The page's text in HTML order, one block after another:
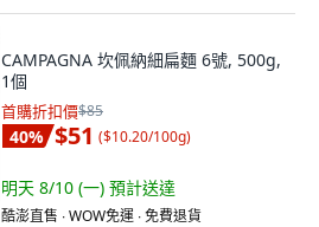
CAMPAGNA 坎佩納細扁麵 6號, 500g,
1個
首購折扣價$85
40% $51 ($10.20/100g)
明天 8/10 (一) 預計送達
酷澎直售 ∙ WOW免運 ∙ 免費退貨